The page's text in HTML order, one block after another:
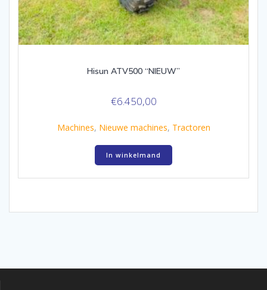
Hisun ATV500 “NIEUW”
€6.450,00
Machines, Nieuwe machines, Tractoren
In winkelmand